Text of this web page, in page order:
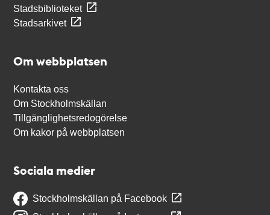
Stadsbiblioteket
Stadsarkivet
Om webbplatsen
Kontakta oss
Om Stockholmskällan
Tillgänglighetsredogörelse
Om kakor på webbplatsen
Sociala medier
Stockholmskällan på Facebook